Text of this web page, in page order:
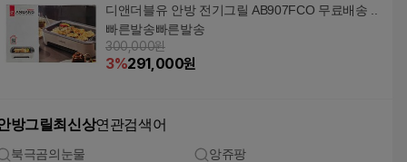
디앤더블유 안방 전기그릴 AB907FCO 무료배송 ..
빠른발송빠른발송
300,000원
3%291,000원
방그릴최신상연관검색어
북극곰의눈물 앙쥬팡